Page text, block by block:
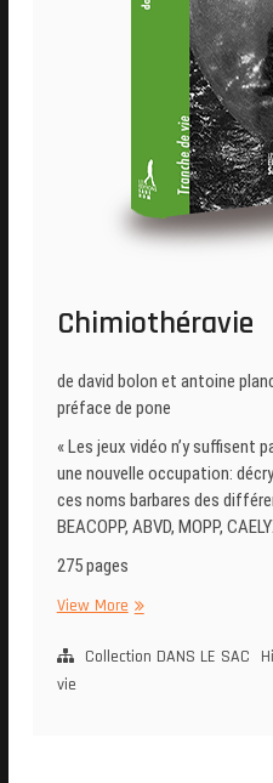
Chimiothéravie
de david bolon et antoine
préface de pone
« Les jeux vidéo n’y suffisent
une nouvelle occupation:
ces noms barbares des
BEACOPP, ABVD, MOPP,
275 pages
View MoreChimiothéravie
Collection DANS LE SAC
vie